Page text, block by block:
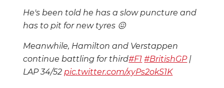
He's been told he has a slow puncture and
has to pit for new tyres 😖
Meanwhile, Hamilton and Verstappen
continue battling for third#F1 #BritishGP|
LAP 34/52pic.twitter.com/xyPs2okS1K